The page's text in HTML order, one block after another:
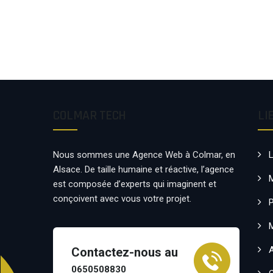
Nous sommes une Agence Web à Colmar, en
Alsace. De taille humaine et réactive, l’agence
est composée d’experts qui imaginent et
conçoivent avec vous votre projet.
Contactez-nous au
0650508830